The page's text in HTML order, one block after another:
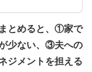
とめると、①家で
少ない、③夫への
ジメントを担える